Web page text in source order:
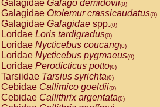
Galagidae Galago demidovii(0)
Galagidae Otolemur crassicaudatus(0)
Galagidae Galagidae spp.(0)
Loridae Loris tardigradus(0)
Loridae Nycticebus coucang(0)
Loridae Nycticebus pygmaeus(0)
Loridae Perodicticus potto(0)
Tarsiidae Tarsius syrichta(0)
Cebidae Callimico goeldii(0)
Cebidae Callithrix argentata(0)